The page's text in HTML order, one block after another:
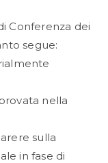
Conferenza dei
segue:
nella
sulla
in fase di